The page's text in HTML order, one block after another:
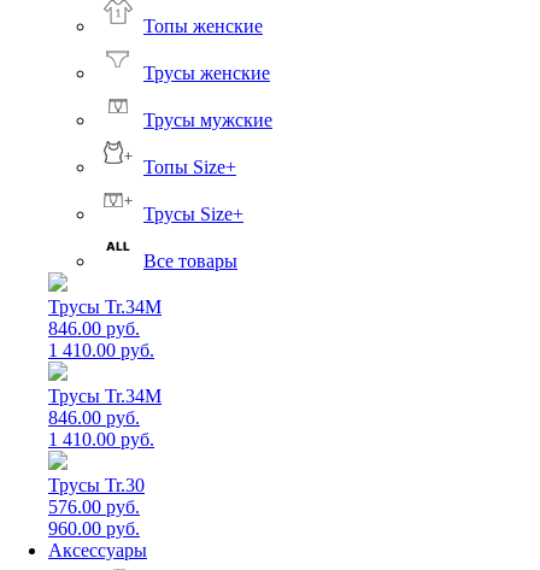
Топы женские
Трусы женские
Трусы мужские
Топы Size+
Трусы Size+
Все товары
Трусы Tr.34M
846.00 руб.
1 410.00 руб.
Трусы Tr.34M
846.00 руб.
1 410.00 руб.
Трусы Tr.30
576.00 руб.
960.00 руб.
Аксессуары